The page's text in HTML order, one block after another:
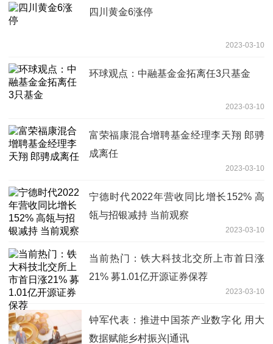
四川黄金6涨停
2023-03-10
环球观点：中融基金金拓离任3只基金
2023-03-10
富荣福康混合增聘基金经理李天翔 郎骋
成离任
2023-03-10
宁德时代2022年营收同比增长152% 高
瓴与招银减持 当前观察
2023-03-10
当前热门：铁大科技北交所上市首日涨
21% 募1.01亿开源证券保荐
2023-03-10
钟军代表：推进中国茶产业数字化 用大
数据赋能乡村振兴|通讯